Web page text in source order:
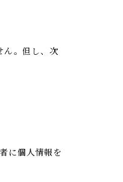
ん。但し、次
に個人情報を